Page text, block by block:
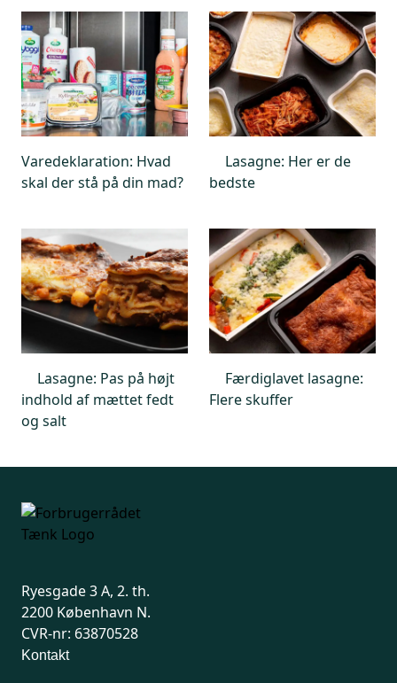
Varedeklaration: Hvad
skal der stå på din mad?
Lasagne: Her er de
bedste
Lasagne: Pas på højt
indhold af mættet fedt
og salt
Færdiglavet lasagne:
Flere skuffer
Ryesgade 3 A, 2. th.
2200 København N.
CVR-nr: 63870528
Kontakt